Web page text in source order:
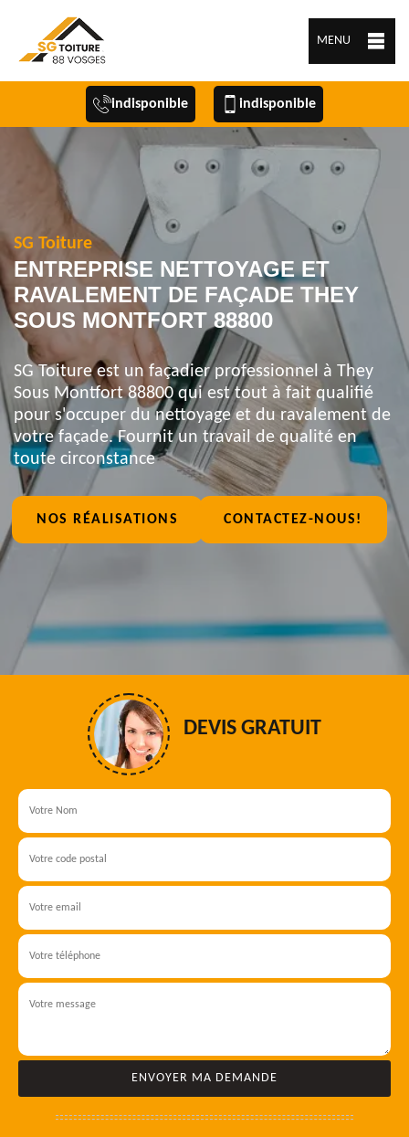
MENU
indisponible indisponible
SG Toiture
ENTREPRISE NETTOYAGE ET
RAVALEMENT DE FAÇADE THEY
SOUS MONTFORT 88800
SG Toiture est un façadier professionnel à They
Sous Montfort 88800 qui est tout à fait qualifié
pour s'occuper du nettoyage et du ravalement de
votre façade. Fournit un travail de qualité en
toute circonstance
NOS RÉALISATIONS CONTACTEZ-NOUS!
DEVIS GRATUIT